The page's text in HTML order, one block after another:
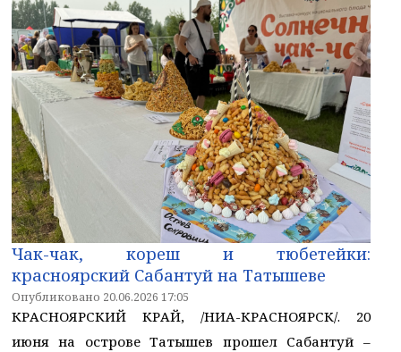
Чак-чак, кореш и тюбетейки:
красноярский Сабантуй на Татышеве
Опубликовано 20.06.2026 17:05
КРАСНОЯРСКИЙ КРАЙ, /НИА-КРАСНОЯРСК/. 20
июня на острове Татышев прошел Сабантуй –